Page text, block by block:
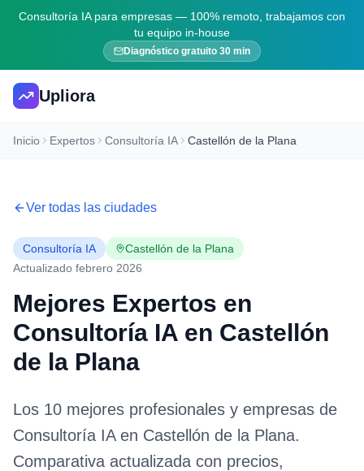
Consultoría IA para empresas — 100% remoto, trabajamos con
tu equipo in-house
Diagnóstico gratuito 30 min
Upliora
Inicio Expertos Consultoría IA Castellón de la Plana
Ver todas las ciudades
Consultoría IA
Castellón de la Plana
Actualizado febrero 2026
Mejores Expertos en
Consultoría IA en Castellón
de la Plana
Los 10 mejores profesionales y empresas de
Consultoría IAen Castellón de la Plana.
Comparativa actualizada con precios,